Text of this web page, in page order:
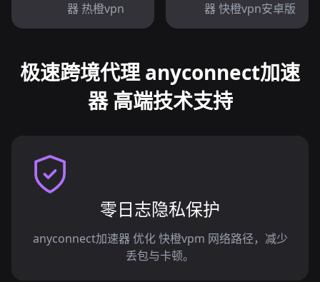
器 热橙vpn
器 快橙vpn安卓版
极速跨境代理 anyconnect加速
器 高端技术支持
零日志隐私保护
anyconnect加速器 优化 快橙vpm 网络路径，减少
丢包与卡顿。